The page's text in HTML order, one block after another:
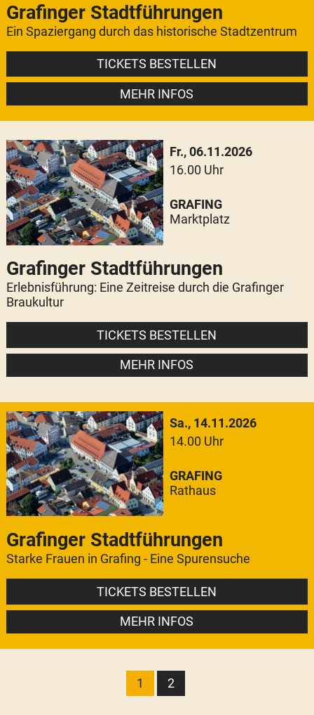
Grafinger Stadtführungen
Ein Spaziergang durch das historische Stadtzentrum
TICKETS BESTELLEN
MEHR INFOS
Fr., 06.11.2026
16.00 Uhr
Grafinger Stadtführungen
Erlebnisführung: Eine Zeitreise durch die Grafinger
Braukultur
TICKETS BESTELLEN
MEHR INFOS
GRAFING
Marktplatz
Sa., 14.11.2026
14.00 Uhr
Grafinger Stadtführungen
Starke Frauen in Grafing - Eine Spurensuche
TICKETS BESTELLEN
MEHR INFOS
GRAFING
Rathaus
1 2